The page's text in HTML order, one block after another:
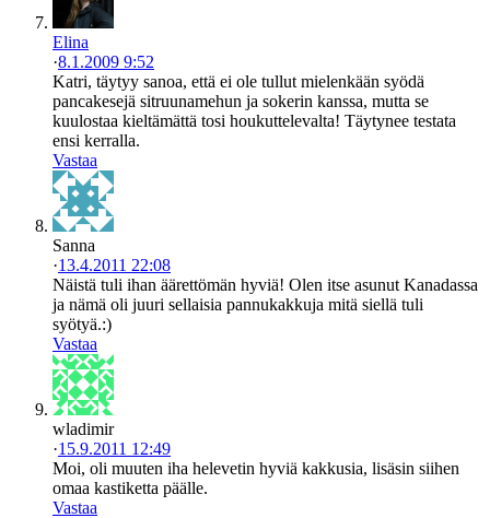
Elina
·8.1.2009 9:52
Katri, täytyy sanoa, että ei ole tullut mielenkään syödä
pancakesejä sitruunamehun ja sokerin kanssa, mutta se
kuulostaa kieltämättä tosi houkuttelevalta! Täytynee testata
ensi kerralla.
Vastaa
Sanna
·13.4.2011 22:08
Näistä tuli ihan äärettömän hyviä! Olen itse asunut Kanadassa
ja nämä oli juuri sellaisia pannukakkuja mitä siellä tuli
syötyä.:)
Vastaa
wladimir
·15.9.2011 12:49
Moi, oli muuten iha helevetin hyviä kakkusia, lisäsin siihen
omaa kastiketta päälle.
Vastaa